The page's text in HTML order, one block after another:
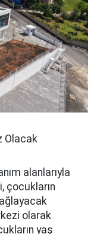
Olacak
alanlarıyla
çocukların
olarak
yaş